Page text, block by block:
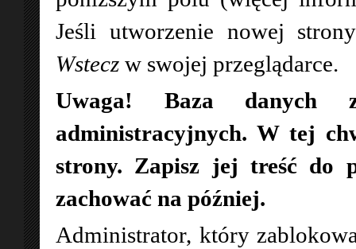
Jeśli utworzenie nowej
Wstecz w swojej przeglądarce.
Uwaga! Baza danych
administracyjnych. W tej
strony. Zapisz jej treść do
zachować na później.
Administrator, który